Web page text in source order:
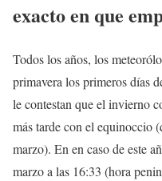
exacto en que
Todos los años, los
primavera los primeros días
le contestan que el invierno
más tarde con el equinoccio
marzo). En en caso de este
marzo a las 16:33 (hora